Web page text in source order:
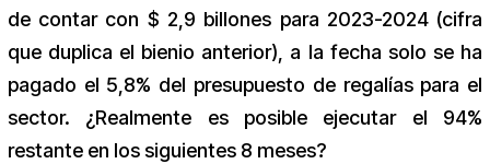
de contar con $ 2,9 billones para 2023-2024 (cifra
que duplica el bienio anterior), a la fecha solo se ha
pagado el 5,8% del presupuesto de regalías para el
sector. ¿Realmente es posible ejecutar el 94%
restante en los siguientes 8 meses?